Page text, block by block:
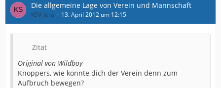
Die allgemeine Lage von Verein und Mannschaft
KSV-Jens 13. April 2012 um 12:15
Zitat
Original von Wildboy
Knoppers, wie könnte dich der Verein denn zum
Aufbruch bewegen?